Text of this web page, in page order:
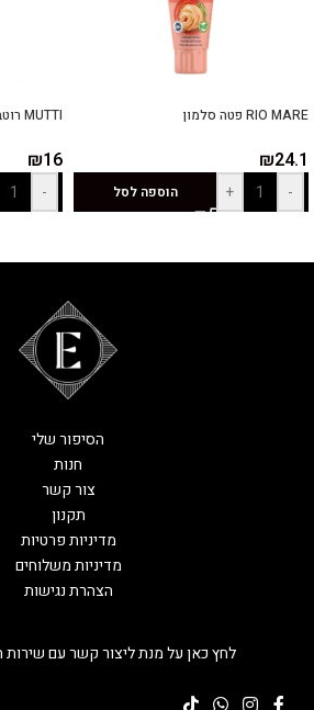
RIO MARE פטה סלמון
₪24.1
-
+ הוספה לסל
MUTTI רוטב לפסטה מעגבניות דטריני
₪16
-
לחץ כאן על מנת ליצור קשר עם שירות
הסיפור שלי
חנות
צור קשר
תקנון
מדיניות פרטיות
מדיניות משלוחים
הצהרת נגישות